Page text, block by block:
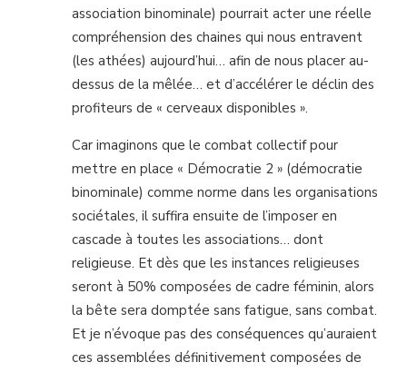
association binominale) pourrait acter une réelle
compréhension des chaines qui nous entravent
(les athées) aujourd’hui… afin de nous placer au-
dessus de la mêlée… et d’accélérer le déclin des
profiteurs de « cerveaux disponibles ».
Car imaginons que le combat collectif pour
mettre en place « Démocratie 2 » (démocratie
binominale) comme norme dans les organisations
sociétales, il suffira ensuite de l’imposer en
cascade à toutes les associations… dont
religieuse. Et dès que les instances religieuses
seront à 50% composées de cadre féminin, alors
la bête sera domptée sans fatigue, sans combat.
Et je n’évoque pas des conséquences qu’auraient
ces assemblées définitivement composées de